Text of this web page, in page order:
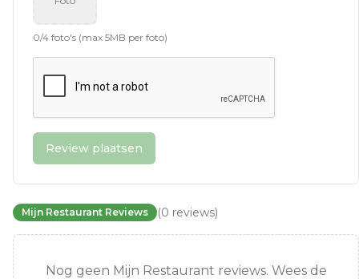
0/4 foto's (max 5MB per foto)
Review plaatsen
Mijn Restaurant Reviews (0 reviews)
Nog geen Mijn Restaurant reviews. Wees de